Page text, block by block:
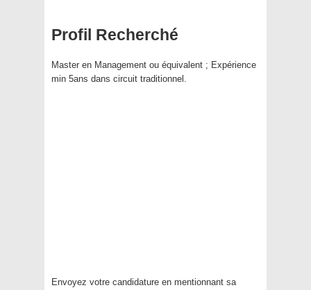
Profil Recherché
Master en Management ou équivalent ; Expérience
min 5ans dans circuit traditionnel.
Envoyez votre candidature en mentionnant sa